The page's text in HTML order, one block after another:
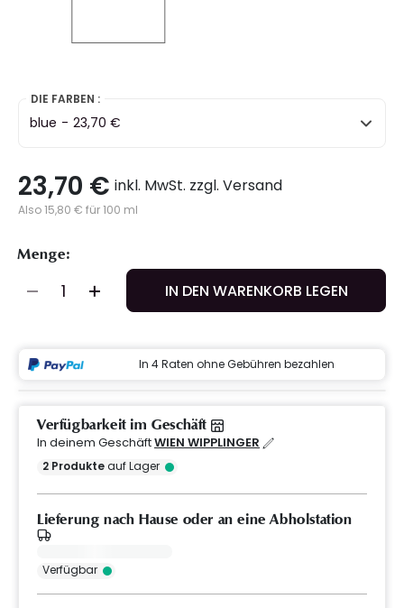
selected
DIE FARBEN :
blue - 23,70 €
23,70 € inkl. MwSt. zzgl. Versand
Also 15,80 € für 100 ml
Menge:
IN DEN WARENKORB LEGEN
In 4 Raten ohne Gebühren bezahlen
Verfügbarkeit im Geschäft
In deinem GeschäftWIEN WIPPLINGER
2 Produkteauf Lager
Lieferung nach Hause oder an eine Abholstation
Verfügbar